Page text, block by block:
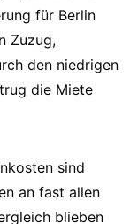
für Berlin
Zuzug,
den niedrigen
die Miete
sind
an fast allen
blieben